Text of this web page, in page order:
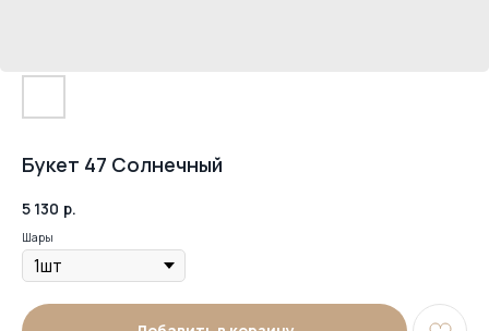
Букет 47 Солнечный
5 130 р.
Шары